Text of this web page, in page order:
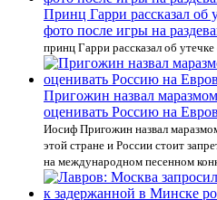
Принц Гарри рассказал об
фото после игры на
принц Гарри рассказал об
Пригожин назвал
оценивать Россию на
Иосиф Пригожин назвал
этой стране и России стоит
на международном песенном